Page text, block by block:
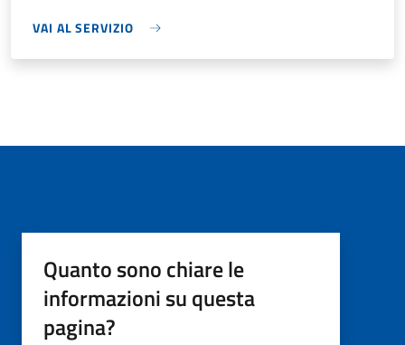
VAI AL SERVIZIO
Quanto sono chiare le
informazioni su questa
pagina?